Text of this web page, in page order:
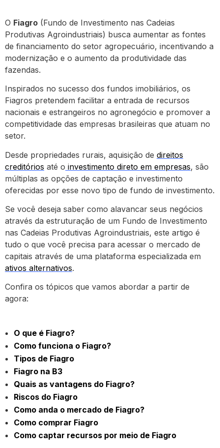
O Fiagro (Fundo de Investimento nas Cadeias
Produtivas Agroindustriais) busca aumentar as fontes
de financiamento do setor agropecuário, incentivando a
modernização e o aumento da produtividade das
fazendas.
Inspirados no sucesso dos fundos imobiliários, os
Fiagros pretendem facilitar a entrada de recursos
nacionais e estrangeiros no agronegócio e promover a
competitividade das empresas brasileiras que atuam no
setor.
Desde propriedades rurais, aquisição de direitos
creditórios até o investimento direto em empresas, são
múltiplas as opções de captação e investimento
oferecidas por esse novo tipo de fundo de investimento.
Se você deseja saber como alavancar seus negócios
através da estruturação de um Fundo de Investimento
nas Cadeias Produtivas Agroindustriais, este artigo é
tudo o que você precisa para acessar o mercado de
capitais através de uma plataforma especializada em
ativos alternativos.
Confira os tópicos que vamos abordar a partir de
agora:
O que é Fiagro?
Como funciona o Fiagro?
Tipos de Fiagro
Fiagro na B3
Quais as vantagens do Fiagro?
Riscos do Fiagro
Como anda o mercado de Fiagro?
Como comprar Fiagro
Como captar recursos por meio de Fiagro